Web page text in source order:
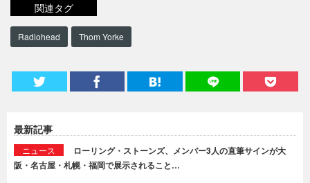
関連タグ
Radiohead Thom Yorke
最新記事
ニュース
ローリング・ストーンズ、メンバー3人の直筆サインが大
阪・名古屋・札幌・福岡で展示されること…